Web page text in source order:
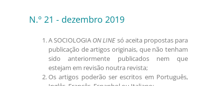
N.º 21 - dezembro 2019
A SOCIOLOGIA ON LINE só aceita propostas para
publicação de artigos originais, que não tenham
sido anteriormente publicados nem que
estejam em revisão noutra revista;
Os artigos poderão ser escritos em Português,